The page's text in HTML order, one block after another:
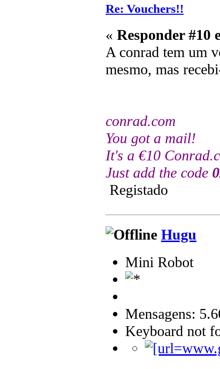
Re: Vouchers!!
« Responder #10
A conrad tem um
mesmo, mas
conrad.com
You got a mail!
It's a €10
Just add the code
Registado
Hugu
Mini Robot
Mensagens:
Keyboard not